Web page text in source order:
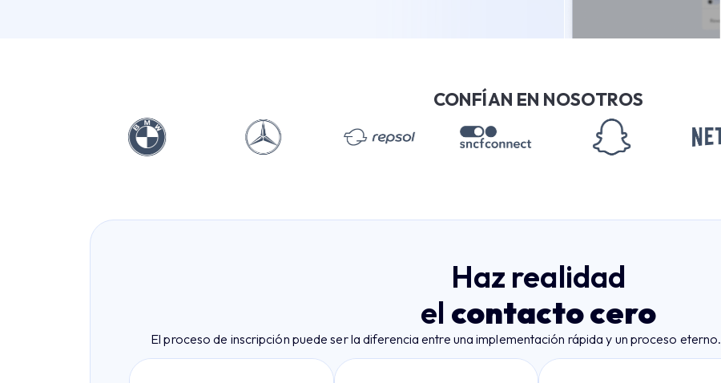
CONFÍAN EN NOSOTROS
Haz realidad
el contacto cero
El proceso de inscripción puede ser la diferencia entre una implementación rápida y un proceso eterno.